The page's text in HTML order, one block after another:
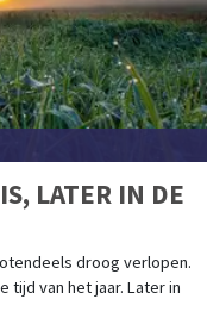
LATER IN DE
droog verlopen.
tijd van het jaar. Later in